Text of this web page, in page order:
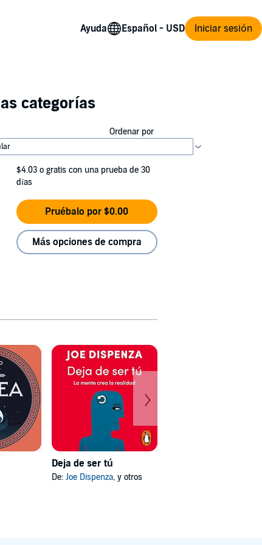
Ayuda Iniciar sesión
categorías
Ordenar por
$4.03 o gratis con una prueba de 30
días
Pruébalo por $0.00
Más opciones de compra
Deja de ser tú
De: Joe Dispenza, y otros